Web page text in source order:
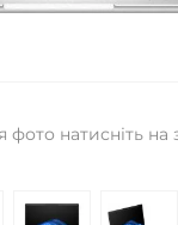
фото натисніть